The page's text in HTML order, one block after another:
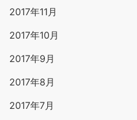
2017年11月
2017年10月
2017年9月
2017年8月
2017年7月